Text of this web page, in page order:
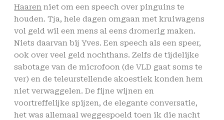
Haaren niet om een speech over pinguins te
houden. Tja, hele dagen omgaan met kruiwagens
vol geld wil een mens al eens dromerig maken.
Niets daarvan bij Yves. Een speech als een speer,
ook over veel geld nochthans. Zelfs de tijdelijke
sabotage van de microfoon (de VLD gaat soms te
ver) en de teleurstellende akoestiek konden hem
niet verwaggelen. De fijne wijnen en
voortreffelijke spijzen, de elegante conversatie,
het was allemaal weggespoeld toen ik die nacht